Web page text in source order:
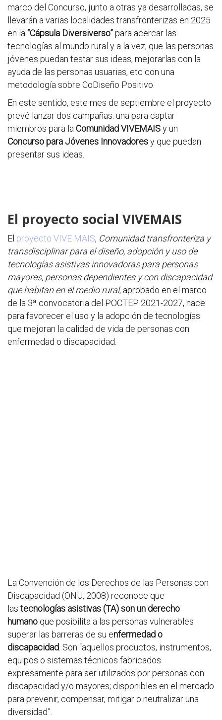
marco del Concurso, junto a otras ya desarrolladas, se
llevarán a varias localidades transfronterizas en 2025
en la “Cápsula Diversiverso”para acercar las
tecnologías al mundo rural y a la vez, que las personas
jóvenes puedan testar sus ideas, mejorarlas con la
ayuda de las personas usuarias, etc con una
metodología sobre CoDiseño Positivo.
En este sentido, este mes de septiembre el proyecto
prevé lanzar dos campañas: una para captar
miembros para la Comunidad VIVEMAISy un
Concurso para Jóvenes Innovadoresy que puedan
presentar sus ideas.
El proyecto social VIVEMAIS
El proyecto VIVE MAIS, Comunidad transfronteriza y
transdisciplinar para el diseño, adopción y uso de
tecnologías asistivas innovadoras para personas
mayores, personas dependientes y con discapacidad
que habitan en el medio rural, aprobado en el marco
de la 3ª convocatoria del POCTEP 2021-2027, nace
para favorecer el uso y la adopción de tecnologías
que mejoran la calidad de vida de personas con
enfermedad o discapacidad.
La Convención de los Derechos de las Personas con
Discapacidad (ONU, 2008) reconoce que
las tecnologías asistivas (TA) son un derecho
humano que posibilita a las personas vulnerables
superar las barreras de su enfermedad o
discapacidad . Son “aquellos productos, instrumentos,
equipos o sistemas técnicos fabricados
expresamente para ser utilizados por personas con
discapacidad y/o mayores; disponibles en el mercado
para prevenir, compensar, mitigar o neutralizar una
diversidad”.